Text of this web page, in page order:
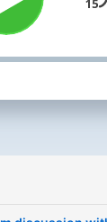
6
you.
AT